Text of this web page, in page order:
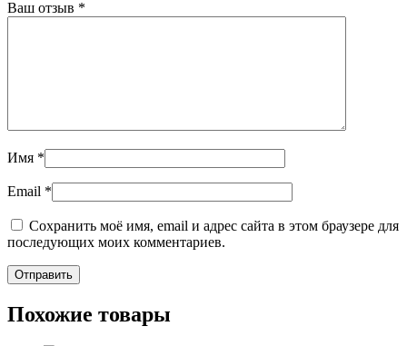
Ваш отзыв *
Имя *
Email *
Сохранить моё имя, email и адрес сайта в этом браузере для
последующих моих комментариев.
Похожие товары